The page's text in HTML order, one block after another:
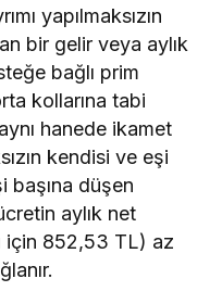
yapılmaksızın
bir gelir veya aylık
bağlı prim
kollarına tabi
hanede ikamet
kendisi ve eşi
başına düşen
aylık net
için 852,53 TL) az